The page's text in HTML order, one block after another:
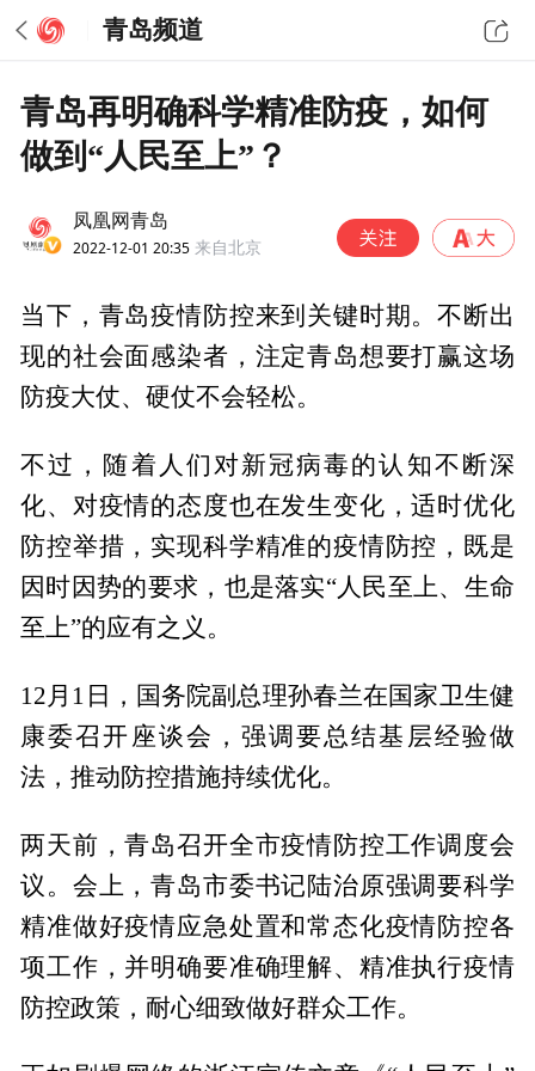
青岛频道
青岛再明确科学精准防疫，如何
做到“人民至上”？
凤凰网青岛
2022-12-01 20:35 来自北京
当下，青岛疫情防控来到关键时期。不断出
现的社会面感染者，注定青岛想要打赢这场
防疫大仗、硬仗不会轻松。
不过，随着人们对新冠病毒的认知不断深
化、对疫情的态度也在发生变化，适时优化
防控举措，实现科学精准的疫情防控，既是
因时因势的要求，也是落实“人民至上、生命
至上”的应有之义。
12月1日，国务院副总理孙春兰在国家卫生健
康委召开座谈会，强调要总结基层经验做
法，推动防控措施持续优化。
两天前，青岛召开全市疫情防控工作调度会
议。会上，青岛市委书记陆治原强调要科学
精准做好疫情应急处置和常态化疫情防控各
项工作，并明确要准确理解、精准执行疫情
防控政策，耐心细致做好群众工作。